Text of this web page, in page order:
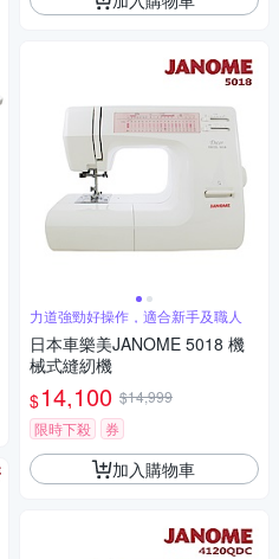
力道強勁好操作，適合新手及職人
日本車樂美JANOME 5018 機
械式縫紉機
$14,100 $14,999
限時下殺
券
加入購物車